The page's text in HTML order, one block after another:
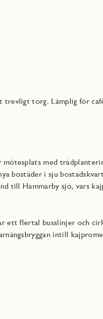
trevligt torg. Lämplig för
med
bostäder i sju
till Hammarby sjö, vars
ett flertal busslinjer och
intill